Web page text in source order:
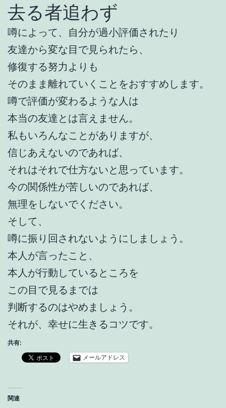
去る者追わず
噂によって、自分が過小評価されたり
友達から変な目で見られたら、
修復する努力よりも
そのまま離れていくことをおすすめします。
噂で評価が変わるような人は
本当の友達とは言えません。
私もいろんなことがありますが、
信じあえないのであれば、
それはそれで仕方ないと思っています。
今の関係性が苦しいのであれば、
無理をしないでください。
そして、
噂に振り回されないようにしましょう。
本人が言ったこと、
本人が行動しているところを
この目で見るまでは
判断するのはやめましょう。
それが、幸せに生きるコツです。
共有:
メールアドレス
関連